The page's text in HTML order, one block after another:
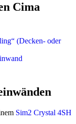
Cima
(Decken- oder
Sim2 Crystal 4SH